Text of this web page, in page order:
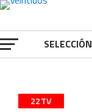
SELECCIÓN
22TV